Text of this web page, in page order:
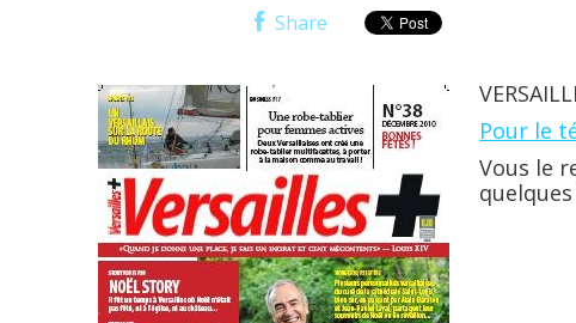
Share
Pour le
Vous le